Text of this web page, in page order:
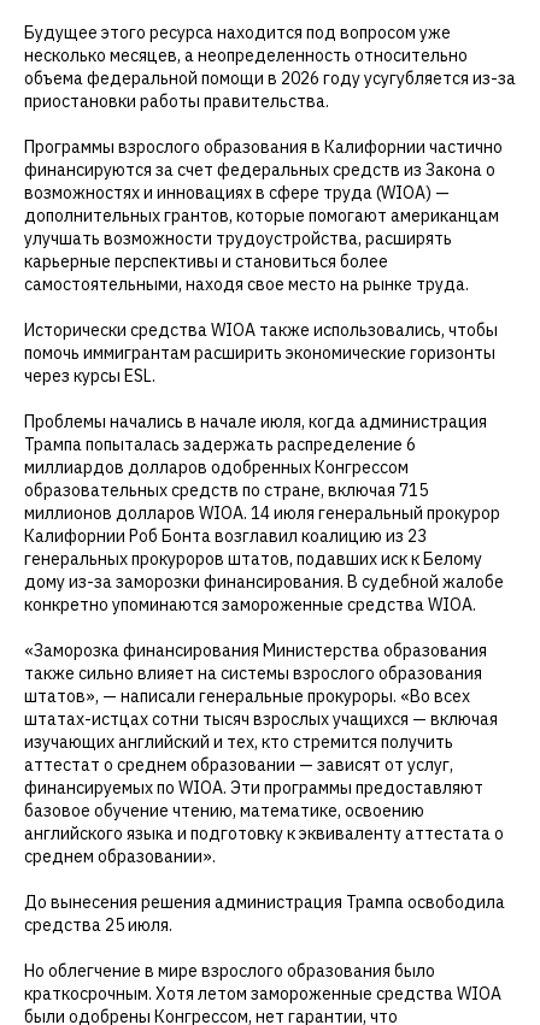
Будущее этого ресурса находится под вопросом уже
несколько месяцев, а неопределенность относительно
объема федеральной помощи в 2026 году усугубляется из-за
приостановки работы правительства.
Программы взрослого образования в Калифорнии частично
финансируются за счет федеральных средств из Закона о
возможностях и инновациях в сфере труда (WIOA) —
дополнительных грантов, которые помогают американцам
улучшать возможности трудоустройства, расширять
карьерные перспективы и становиться более
самостоятельными, находя свое место на рынке труда.
Исторически средства WIOA также использовались, чтобы
помочь иммигрантам расширить экономические горизонты
через курсы ESL.
Проблемы начались в начале июля, когда администрация
Трампа попыталась задержать распределение 6
миллиардов долларов одобренных Конгрессом
образовательных средств по стране, включая 715
миллионов долларов WIOA. 14 июля генеральный прокурор
Калифорнии Роб Бонта возглавил коалицию из 23
генеральных прокуроров штатов, подавших иск к Белому
дому из-за заморозки финансирования. В судебной жалобе
конкретно упоминаются замороженные средства WIOA.
«Заморозка финансирования Министерства образования
также сильно влияет на системы взрослого образования
штатов», — написали генеральные прокуроры. «Во всех
штатах-истцах сотни тысяч взрослых учащихся — включая
изучающих английский и тех, кто стремится получить
аттестат о среднем образовании — зависят от услуг,
финансируемых по WIOA. Эти программы предоставляют
базовое обучение чтению, математике, освоению
английского языка и подготовку к эквиваленту аттестата о
среднем образовании».
До вынесения решения администрация Трампа освободила
средства 25 июля.
Но облегчение в мире взрослого образования было
краткосрочным. Хотя летом замороженные средства WIOA
были одобрены Конгрессом, нет гарантии, что